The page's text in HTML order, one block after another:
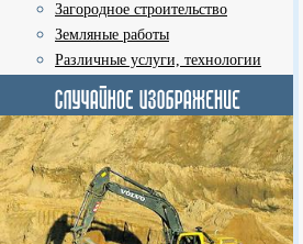
Загородное строительство
Земляные работы
Различные услуги, технологии